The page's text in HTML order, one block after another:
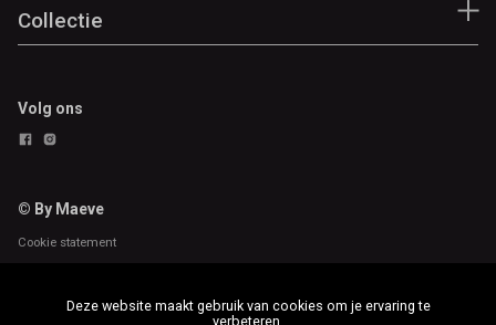
Collectie
Volg ons
© By Maeve
Cookie statement
Deze website maakt gebruik van cookies om je ervaring te
verbeteren.